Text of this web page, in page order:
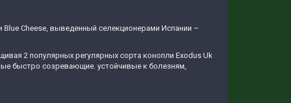
Cheese, выведенный селекционерами Испании –
2 популярных регулярных сорта конопли Exodus Uk
быстро созревающие. устойчивые к болезням,